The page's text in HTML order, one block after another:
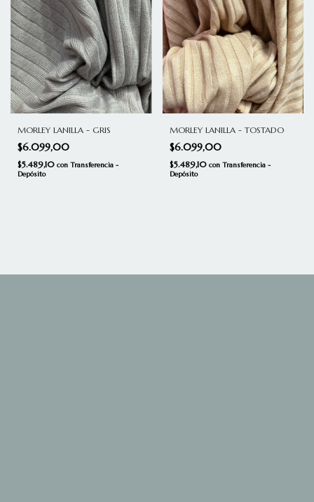
MORLEY LANILLA - GRIS
$6.099,00
$5.489,10 con Transferencia -
Depósito
MORLEY LANILLA - TOSTADO
$6.099,00
$5.489,10 con Transferencia -
Depósito